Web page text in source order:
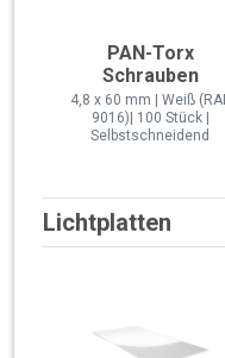
PAN-Torx
Schrauben
4,8 x 60 mm | Weiß
9016)| 100 Stück |
Selbstschneidend
Lichtplatten